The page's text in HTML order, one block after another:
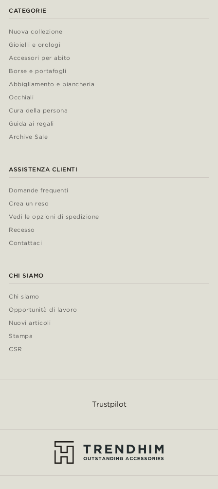
CATEGORIE
Nuova collezione
Gioielli e orologi
Accessori per abito
Borse e portafogli
Abbigliamento e biancheria
Occhiali
Cura della persona
Guida ai regali
Archive Sale
ASSISTENZA CLIENTI
Domande frequenti
Crea un reso
Vedi le opzioni di spedizione
Recesso
Contattaci
CHI SIAMO
Chi siamo
Opportunità di lavoro
Nuovi articoli
Stampa
CSR
Trustpilot